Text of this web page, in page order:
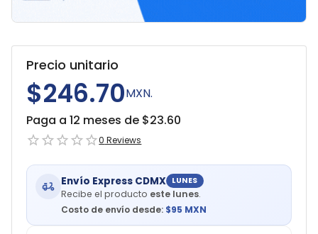
Precio unitario
$246.70MXN.
Paga a 12 meses de $23.60
0 Reviews
Envío Express CDMX LUNES
Recibe el producto este lunes.
Costo de envío desde: $95 MXN